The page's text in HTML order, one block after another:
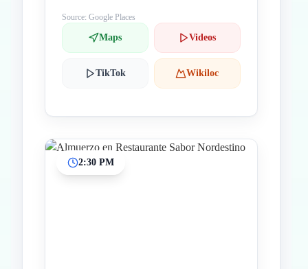
Source: Google Places
Maps Videos
TikTok Wikiloc
2:30 PM